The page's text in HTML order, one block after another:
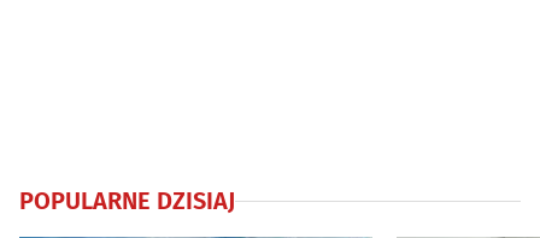
POPULARNE DZISIAJ